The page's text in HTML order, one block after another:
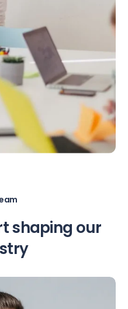
shaping our